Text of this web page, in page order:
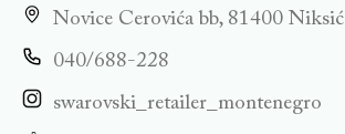
Novice Cerovića bb, 81400 Niksić
040/688-228
swarovski_retailer_montenegro